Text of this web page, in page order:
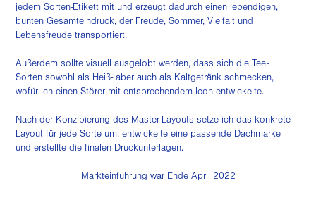
jedem Sorten-Etikett mit und erzeugt dadurch einen lebendigen,
bunten Gesamteindruck, der Freude, Sommer, Vielfalt und
Lebensfreude transportiert.
Außerdem sollte visuell ausgelobt werden, dass sich die Tee-
Sorten sowohl als Heiß- aber auch als Kaltgetränk schmecken,
wofür ich einen Störer mit entsprechendem Icon entwickelte.
Nach der Konzipierung des Master-Layouts setze ich das konkrete
Layout für jede Sorte um, entwickelte eine passende Dachmarke
und erstellte die finalen Druckunterlagen.
Markteinführung war Ende April 2022